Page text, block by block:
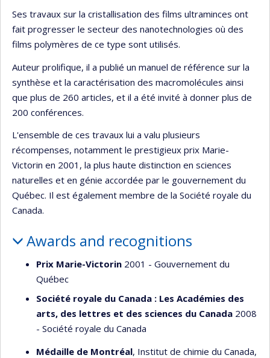
Ses travaux sur la cristallisation des films ultraminces ont
fait progresser le secteur des nanotechnologies où des
films polymères de ce type sont utilisés.
Auteur prolifique, il a publié un manuel de référence sur la
synthèse et la caractérisation des macromolécules ainsi
que plus de 260 articles, et il a été invité à donner plus de
200 conférences.
L'ensemble de ces travaux lui a valu plusieurs
récompenses, notamment le prestigieux prix Marie-
Victorin en 2001, la plus haute distinction en sciences
naturelles et en génie accordée par le gouvernement du
Québec. Il est également membre de la Société royale du
Canada.
Awards and recognitions
Prix Marie-Victorin 2001 - Gouvernement du
Québec
Société royale du Canada : Les Académies des
arts, des lettres et des sciences du Canada 2008
- Société royale du Canada
Médaille de Montréal, Institut de chimie du Canada,